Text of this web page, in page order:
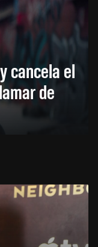
cancela el
de